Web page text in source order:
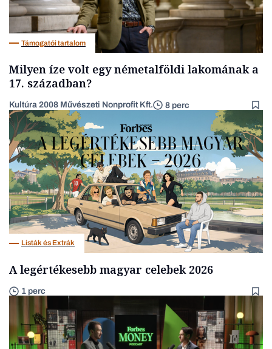
Támogatói tartalom
Milyen íze volt egy németalföldi lakomának a
17. században?
Kultúra 2008 Művészeti Nonprofit Kft. 8 perc
Listák és Extrák
A legértékesebb magyar celebek 2026
1 perc